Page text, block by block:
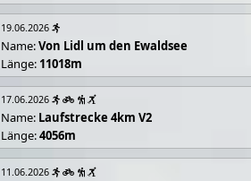
19.06.2026
Name:Von Lidl um den Ewaldsee
Länge: 11018m
17.06.2026
Name: Laufstrecke 4km V2
Länge:4056m
11.06.2026